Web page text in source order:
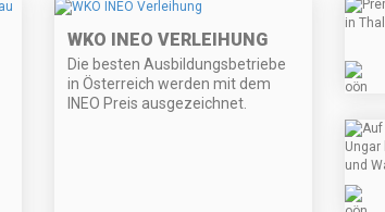
WKO INEO VERLEIHUNG
Die besten Ausbildungsbetriebe
in Österreich werden mit dem
INEO Preis ausgezeichnet.